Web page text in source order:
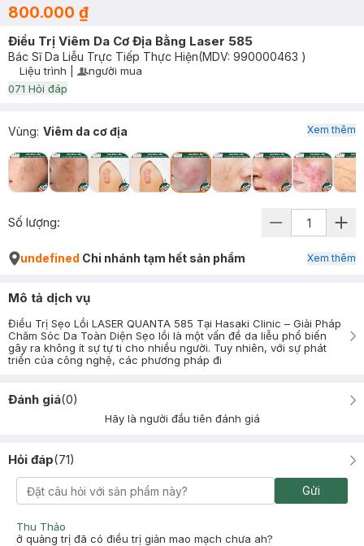
800.000 ₫
Điều Trị Viêm Da Cơ Địa Bằng Laser 585
Bác Sĩ Da Liễu Trực Tiếp Thực Hiện(MDV: 990000463 )
Timer Gray Icon
Liệu trình User Product Icon
người mua
071 Hỏi đáp
Vùng: Viêm da cơ địa Xem thêm
Số lượng:
undefined Chi nhánh tạm hết sản phẩm Xem thêm
Mô tả dịch vụ
Điều Trị Sẹo Lồi LASER QUANTA 585 Tại Hasaki Clinic – Giải Pháp
Chăm Sóc Da Toàn Diện Sẹo lồi là một vấn đề da liễu phổ biến
gây ra không ít sự tự ti cho nhiều người. Tuy nhiên, với sự phát
triển của công nghệ, các phương pháp đi
Đánh giá(0)
Hãy là người đầu tiên đánh giá
Hỏi đáp(71)
Gửi
Thu Thảo
ở quảng trị đã có điều trị giản mao mạch chưa ah?